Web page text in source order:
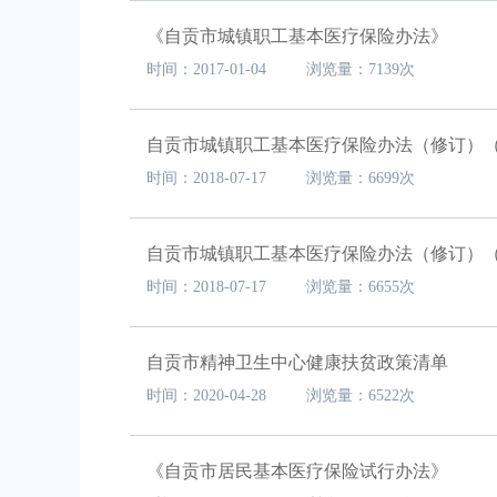
《自贡市城镇职工基本医疗保险办法》
时间：2017-01-04 浏览量：7139次
自贡市城镇职工基本医疗保险办法（修订）（
时间：2018-07-17 浏览量：6699次
自贡市城镇职工基本医疗保险办法（修订）（
时间：2018-07-17 浏览量：6655次
自贡市精神卫生中心健康扶贫政策清单
时间：2020-04-28 浏览量：6522次
《自贡市居民基本医疗保险试行办法》